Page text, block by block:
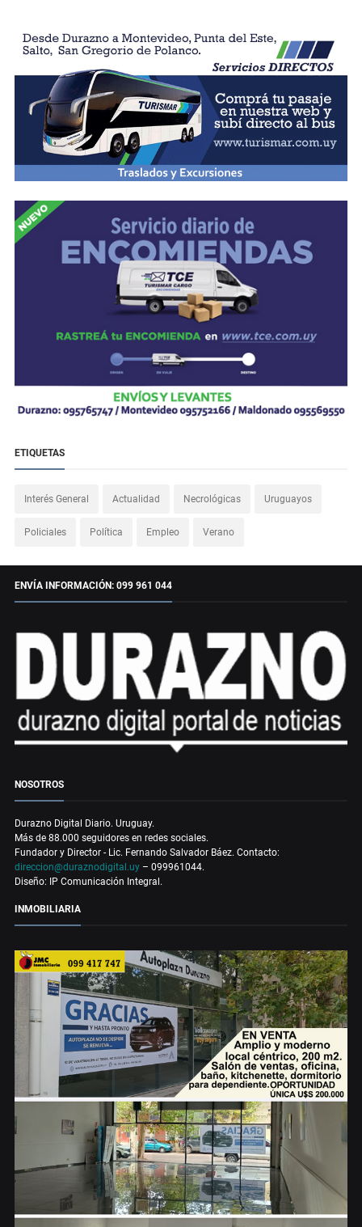
ETIQUETAS
Interés General Actualidad Necrológicas Uruguayos
Policiales Política Empleo Verano
ENVÍA INFORMACIÓN: 099 961 044
NOSOTROS
Durazno Digital Diario. Uruguay.
Más de 88.000 seguidores en redes sociales.
Fundador y Director - Lic. Fernando Salvador Báez. Contacto:
direccion@duraznodigital.uy – 099961044.
Diseño: IP Comunicación Integral.
INMOBILIARIA